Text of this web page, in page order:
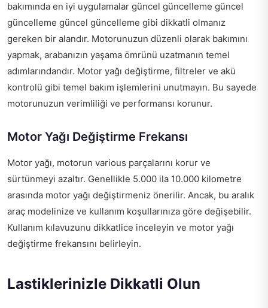
bakımında en iyi uygulamalar güncel güncelleme güncel
güncelleme güncel güncelleme gibi dikkatli olmanız
gereken bir alandır. Motorunuzun düzenli olarak bakımını
yapmak, arabanızın yaşama ömrünü uzatmanın temel
adımlarındandır. Motor yağı değiştirme, filtreler ve akü
kontrolü gibi temel bakım işlemlerini unutmayın. Bu sayede
motorunuzun verimliliği ve performansı korunur.
Motor Yağı Değiştirme Frekansı
Motor yağı, motorun various parçalarını korur ve
sürtünmeyi azaltır. Genellikle 5.000 ila 10.000 kilometre
arasında motor yağı değiştirmeniz önerilir. Ancak, bu aralık
araç modelinize ve kullanım koşullarınıza göre değişebilir.
Kullanım kılavuzunu dikkatlice inceleyin ve motor yağı
değiştirme frekansını belirleyin.
Lastiklerinizle Dikkatli Olun